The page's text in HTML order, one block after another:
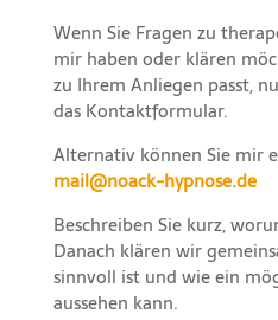
Wenn Sie Fragen zu
mir haben oder klären
zu Ihrem Anliegen passt,
das Kontaktformular.
Alternativ können Sie mir
mail@noack-hypnose.de
Beschreiben Sie kurz,
Danach klären wir
sinnvoll ist und wie ein
aussehen kann.